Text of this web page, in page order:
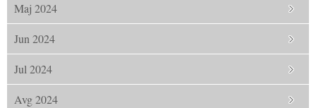
Maj 2024
Jun 2024
Jul 2024
Avg 2024